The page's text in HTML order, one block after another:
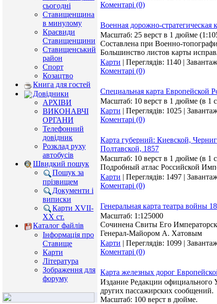
сьогодні
Ставищенщина
в минулому
Краєвиди
Ставищенщини
Ставищенський
район
Спорт
Козацтво
Книга для гостей
Довідники
АРХІВИ
ВИКОНАВЧІ
ОРГАНИ
Телефонний
довідник
Розклад руху
автобусів
Швидкий пошук
Пошук за
прізвищем
Документи і
виписки
Карти XVII-
XX ст.
Каталог файлів
Інформація про
Ставище
Карти
Література
Зображення для
форуму
Коментарі (0)
Военная дорожно-стратегическая
Масштаб: 25 верст в 1 дюйме
Составлена при Военно-
Большинство листов карты
Карти | Переглядів: 1140 |
Коментарі (0)
Специальная карта Европейской
Масштаб: 10 верст в 1 дюйме (в 1
Карти | Переглядів: 1025 |
Коментарі (0)
Карта губерний: Киевской,
Полтавской, 1857
Масштаб: 10 верст в 1 дюйме (в 1
Подробный атлас Российской
Карти | Переглядів: 1497 |
Коментарі (0)
Генеральная карта театра войны
Масштаб: 1:125000
Сочинена Свиты Его
Генерал-Майором А. Хатовым
Карти | Переглядів: 1099 |
Коментарі (0)
Карта железных дорог
Издание Редакции официального
других пассажирских сообщений.
Масштаб: 100 верст в дюйме.